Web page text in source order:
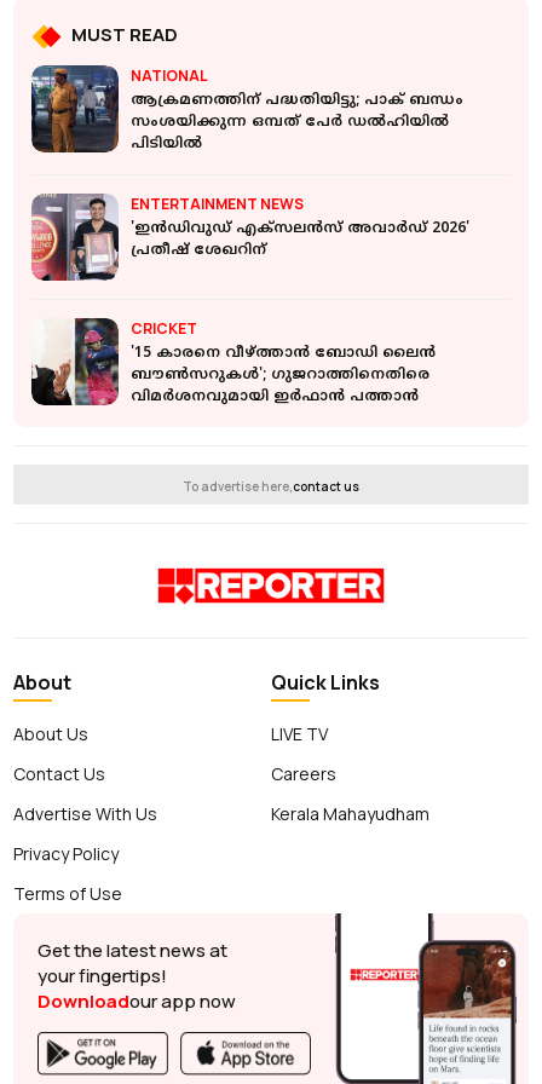
MUST READ
NATIONAL
ആക്രമണത്തിന് പദ്ധതിയിട്ടു; പാക് ബന്ധം
സംശയിക്കുന്ന ഒമ്പത് പേര്‍ ഡല്‍ഹിയില്‍
പിടിയില്‍
ENTERTAINMENT NEWS
'ഇൻഡിവുഡ് എക്സലൻസ് അവാർഡ് 2026'
പ്രതീഷ് ശേഖറിന്
CRICKET
'15 കാരനെ വീഴ്ത്താൻ ബോഡി ലൈൻ
ബൗൺസറുകൾ'; ഗുജറാത്തിനെതിരെ
വിമർശനവുമായി ഇർഫാൻ പത്താൻ
To advertise here,contact us
About
About Us
Contact Us
Advertise With Us
Privacy Policy
Terms of Use
Quick Links
LIVE TV
Careers
Kerala Mahayudham
Get the latest news at
your fingertips!
Downloadour app now